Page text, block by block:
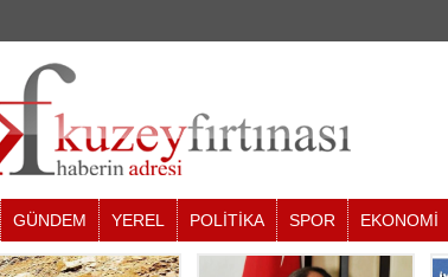
GÜNDEM YEREL POLİTİKA SPOR EKONOMİ